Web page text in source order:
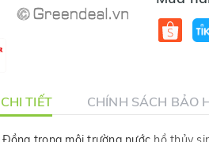
TIẾT CHÍNH SÁCH BẢO